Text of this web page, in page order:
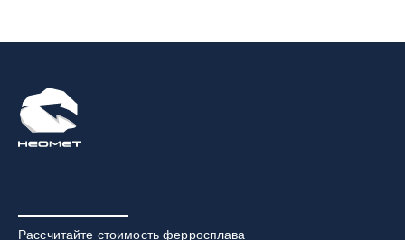
Рассчитайте стоимость ферросплава